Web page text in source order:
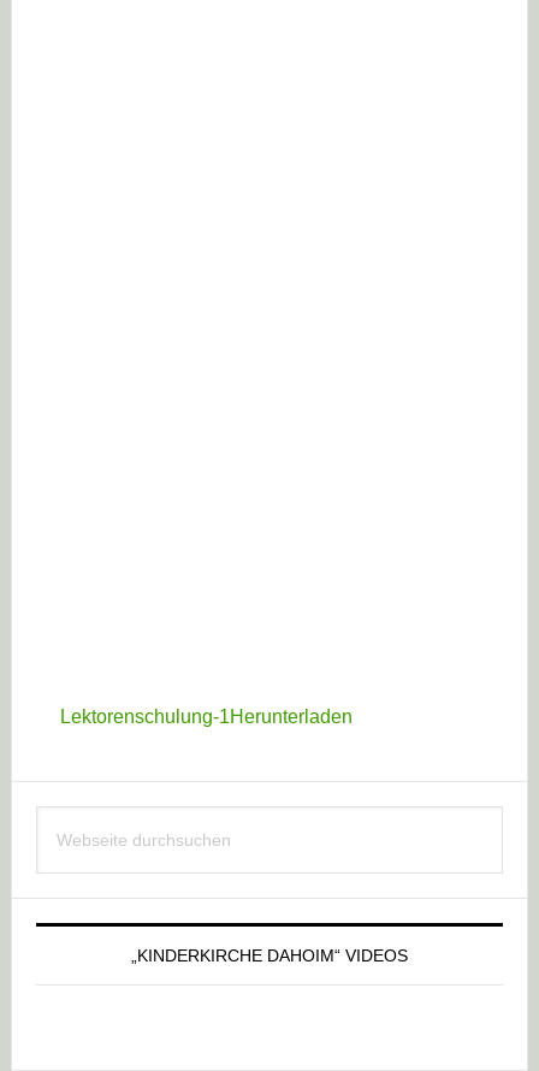
Lektorenschulung-1Herunterladen
Haupt-
Sidebar
durchsuchen
„KINDERKIRCHE DAHOIM“ VIDEOS